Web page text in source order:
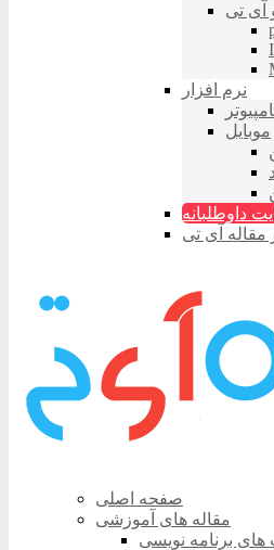
آی تی
نرم افزار
موبایل
داوطلبانه
مقاله آی تی
صفحه اصلی
مقاله های آموزشی
های برنامه نویسی